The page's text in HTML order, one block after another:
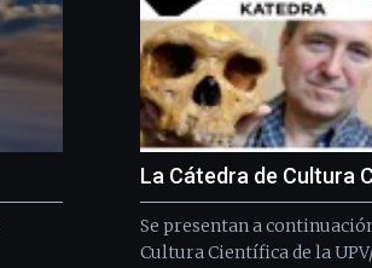
La Cátedra de Cultura
Se presentan a
Cultura Científica de la